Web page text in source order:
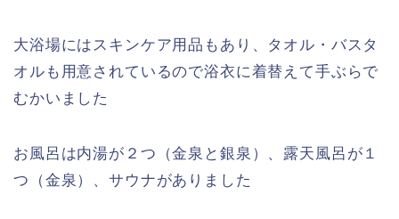
大浴場にはスキンケア用品もあり、タオル・バスタ
オルも用意されているので浴衣に着替えて手ぶらで
むかいました
お風呂は内湯が２つ（金泉と銀泉）、露天風呂が１
つ（金泉）、サウナがありました